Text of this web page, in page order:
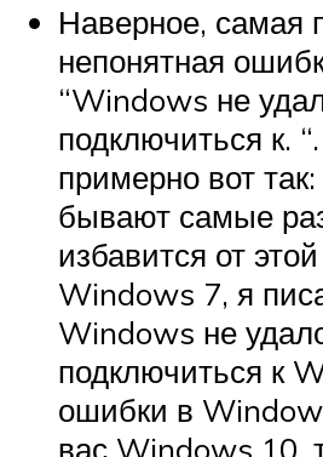
Наверное, самая
непонятная
“Windows не
подключиться к.
примерно вот
бывают самые
избавится от
Windows 7, я
Windows не
подключиться к
ошибки в
вас Windows 10,